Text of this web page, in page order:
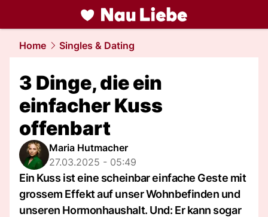
liebe.NAU.ch
Home Singles & Dating
3 Dinge, die ein
einfacher Kuss
offenbart
Maria Hutmacher
27.03.2025 - 05:49
Ein Kuss ist eine scheinbar einfache Geste mit
grossem Effekt auf unser Wohnbefinden und
unseren Hormonhaushalt. Und: Er kann sogar